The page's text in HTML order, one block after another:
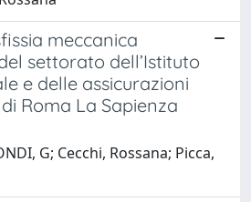
meccanica
settorato dell’Istituto
e delle assicurazioni
Roma La Sapienza
G; Cecchi, Rossana; Picca,